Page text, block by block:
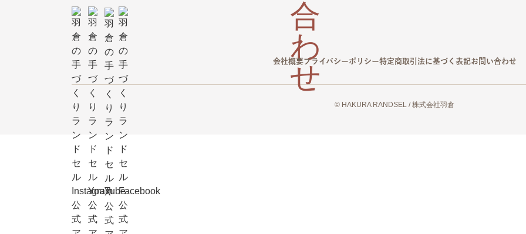
会社概要プライバシーポリシー特定商取引法に基づく表記お問い合わせ
© HAKURA RANDSEL / 株式会社羽倉